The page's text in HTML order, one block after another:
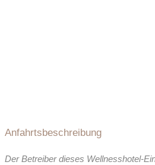
Anfahrtsbeschreibung
Der Betreiber dieses Wellnesshotel-